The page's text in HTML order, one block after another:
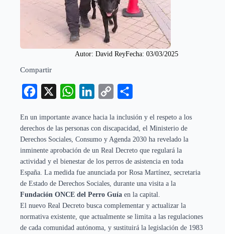
Autor: David ReyFecha: 03/03/2025
Compartir
Facebook WhatsAppLinkedInCopy
En un importante avance hacia la inclusión y el respeto a los
derechos de las personas con discapacidad, el Ministerio de
Derechos Sociales, Consumo y Agenda 2030 ha revelado la
inminente aprobación de un Real Decreto que regulará la
actividad y el bienestar de los perros de asistencia en toda
España. La medida fue anunciada por Rosa Martínez, secretaria
de Estado de Derechos Sociales, durante una visita a la
Fundación ONCE del Perro Guía en la capital.
El nuevo Real Decreto busca complementar y actualizar la
normativa existente, que actualmente se limita a las regulaciones
de cada comunidad autónoma, y sustituirá la legislación de 1983